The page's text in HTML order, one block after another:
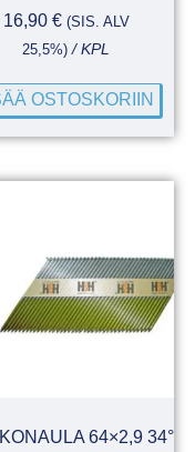
16,90 € (SIS. ALV
25,5%) / KPL
OSTOSKORIIN
64×2,9 34°